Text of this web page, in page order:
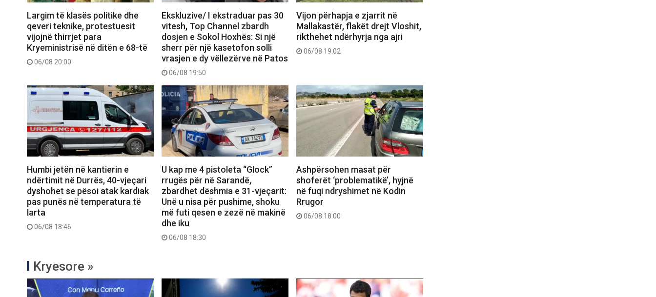
Largim të klasës politike dhe
qeveri teknike, protestuesit
vijojnë thirrjet para
Kryeministrisë në ditën e 68-të
06/08 20:00
Ekskluzive/ I ekstraduar pas 30
vitesh, Top Channel zbardh
dosjen e Sokol Hoxhës: Si një
sherr për një kasetofon solli
vrasjen e dy vëllezërve në Patos
06/08 19:50
Vijon përhapja e zjarrit në
Mallakastër, flakët drejt Vloshit,
rikthehet ndërhyrja nga ajri
06/08 19:02
Humbi jetën në kantierin e
ndërtimit në Durrës, 40-vjeçari
dyshohet se pësoi atak kardiak
pas punës në temperatura të
larta
06/08 18:46
U kap me 4 pistoleta “Glock”
rrugës për në Sarandë,
zbardhet dëshmia e 31-vjeçarit:
Unë u nisa për pushime, shoku
më futi qesen e zezë në makinë
dhe iku
06/08 18:30
Ashpërsohen masat për
shoferët ‘problematikë’, hyjnë
në fuqi ndryshimet në Kodin
Rrugor
06/08 18:00
Kryesore »